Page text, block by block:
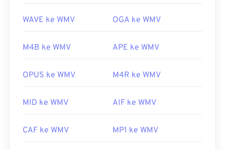
WAVE ke WMV OGA ke WMV
M4B ke WMV APE ke WMV
OPUS ke WMV M4R ke WMV
MID ke WMV AIF ke WMV
CAF ke WMV MP1 ke WMV